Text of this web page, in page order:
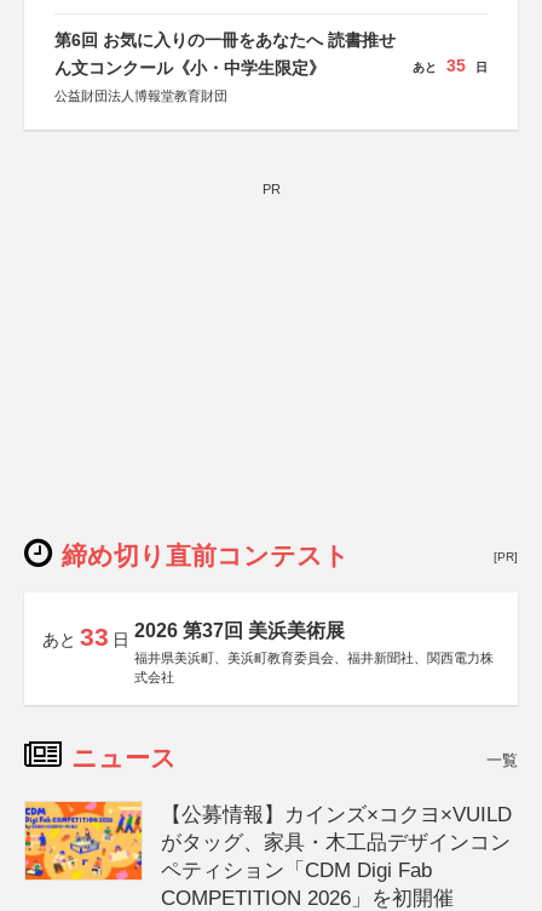
第6回 お気に入りの一冊をあなたへ 読書推せ
ん文コンクール《小・中学生限定》
公益財団法人博報堂教育財団
あと 35 日
PR
締め切り直前コンテスト [PR]
あと 33 日 2026 第37回 美浜美術展
福井県美浜町、美浜町教育委員会、福井新聞社、関西電力株
式会社
ニュース 一覧
【公募情報】カインズ×コクヨ×VUILD
がタッグ、家具・木工品デザインコン
ペティション「CDM Digi Fab
COMPETITION 2026」を初開催